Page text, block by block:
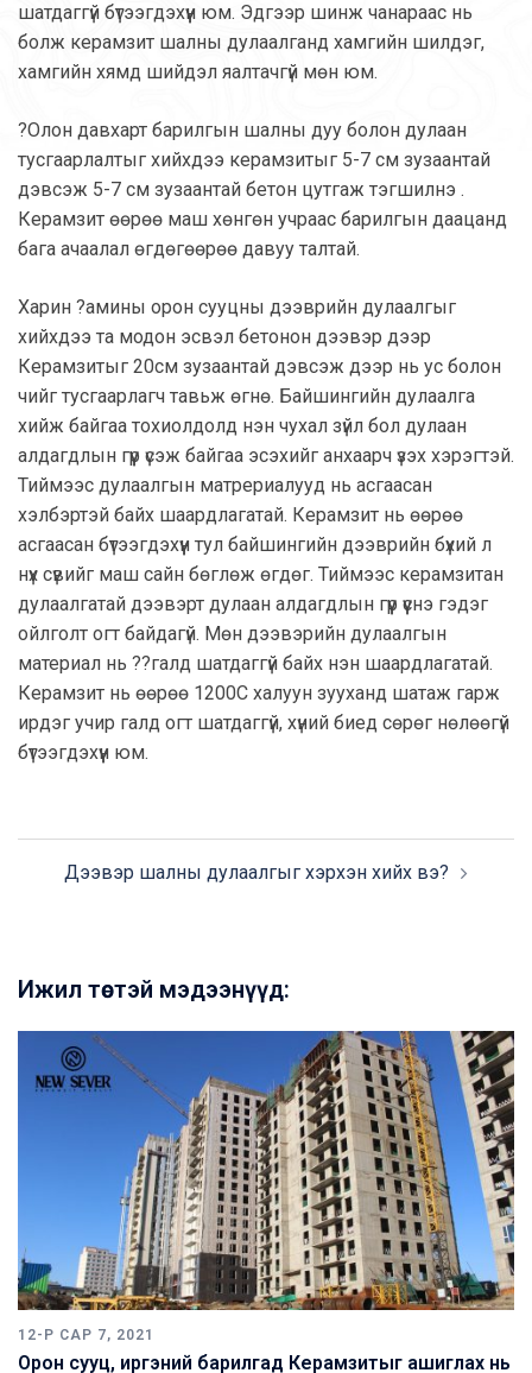
шатдаггүй бүтээгдэхүүн юм. Эдгээр шинж чанараас нь
болж керамзит шалны дулаалганд хамгийн шилдэг,
хамгийн хямд шийдэл яалтачгүй мөн юм.
?Олон давхарт барилгын шалны дуу болон дулаан
тусгаарлалтыг хийхдээ керамзитыг 5-7 см зузаантай
дэвсэж 5-7 см зузаантай бетон цутгаж тэгшилнэ .
Керамзит өөрөө маш хөнгөн учраас барилгын даацанд
бага ачаалал өгдөгөөрөө давуу талтай.
Харин ?амины орон сууцны дээврийн дулаалгыг
хийхдээ та модон эсвэл бетонон дээвэр дээр
Керамзитыг 20см зузаантай дэвсэж дээр нь ус болон
чийг тусгаарлагч тавьж өгнө. Байшингийн дулаалга
хийж байгаа тохиолдолд нэн чухал зүйл бол дулаан
алдагдлын гүүр үсэж байгаа эсэхийг анхаарч үзэх хэрэгтэй.
Тиймээс дулаалгын матрериалууд нь асгаасан
хэлбэртэй байх шаардлагатай. Керамзит нь өөрөө
асгаасан бүтээгдэхүүн тул байшингийн дээврийн бүхий л
нүх сүвийг маш сайн бөглөж өгдөг. Тиймээс керамзитан
дулаалгатай дээвэрт дулаан алдагдлын гүүр үүснэ гэдэг
ойлголт огт байдагүй. Мөн дээвэрийн дулаалгын
материал нь ??галд шатдаггүй байх нэн шаардлагатай.
Керамзит нь өөрөө 1200С халуун зууханд шатаж гарж
ирдэг учир галд огт шатдаггүй, хүний биед сөрөг нөлөөгүй
бүтээгдэхүүн юм.
Дээвэр шалны дулаалгыг хэрхэн хийх вэ?
Ижил төстэй мэдээнүүд:
12-Р САР 7, 2021
Орон сууц, иргэний барилгад Керамзитыг ашиглах нь